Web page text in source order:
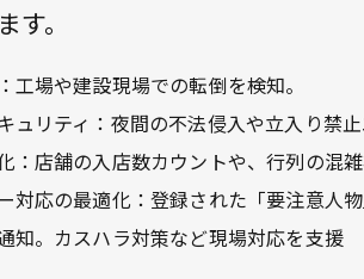
す。
工場や建設現場での転倒を検知。
ュリティ：夜間の不法侵入や立入り禁
：店舗の入店数カウントや、行列の混雑
対応の最適化：登録された「要注意人
知。カスハラ対策など現場対応を支援